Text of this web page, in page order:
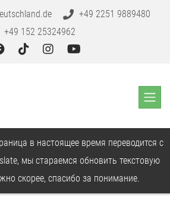
+49 2251 9889480
+49 152 25324962
в настоящее время переводится с
мы стараемся обновить текстовую
скорее, спасибо за понимание.